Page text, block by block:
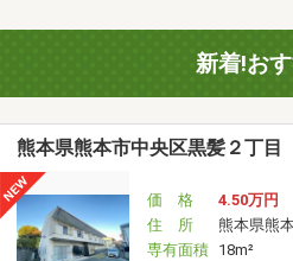
新着!お
熊本県熊本市中央区黒髪２丁目
価 格
4.50万円
住 所
熊本県熊
専有面積 18m²